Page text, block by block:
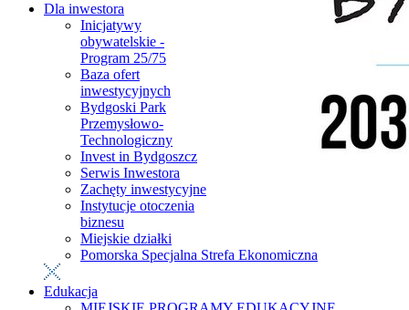
Dla inwestora
Inicjatywy
obywatelskie -
Program 25/75
Baza ofert
inwestycyjnych
Bydgoski Park
Przemysłowo-
Technologiczny
Invest in Bydgoszcz
Serwis Inwestora
Zachęty inwestycyjne
Instytucje otoczenia
biznesu
Miejskie działki
Pomorska Specjalna Strefa Ekonomiczna
Edukacja